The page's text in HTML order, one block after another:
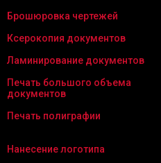
Брошюровка чертежей
Ксерокопия документов
Ламинирование документов
Печать большого объема
документов
Печать полиграфии
Нанесение логотипа